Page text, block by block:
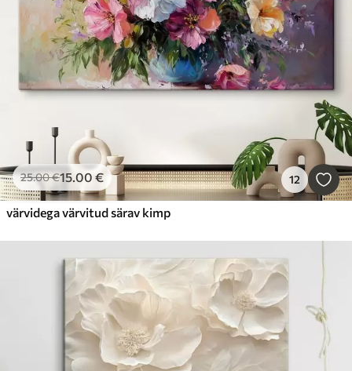
25.00€15.00 € 12
värvidega värvitud särav kimp